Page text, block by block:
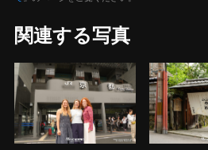
関連する写真